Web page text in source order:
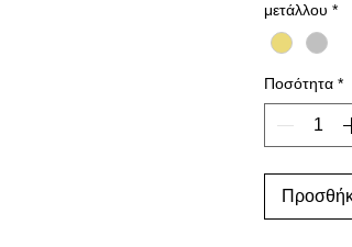
μετάλλου *
Ποσότητα *